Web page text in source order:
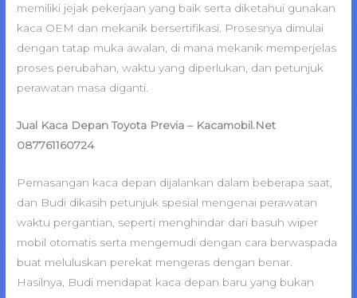
memiliki jejak pekerjaan yang baik serta diketahui gunakan
kaca OEM dan mekanik bersertifikasi. Prosesnya dimulai
dengan tatap muka awalan, di mana mekanik memperjelas
proses perubahan, waktu yang diperlukan, dan petunjuk
perawatan masa diganti.
Jual Kaca Depan Toyota Previa – Kacamobil.Net
087761160724
Pemasangan kaca depan dijalankan dalam beberapa saat,
dan Budi dikasih petunjuk spesial mengenai perawatan
waktu pergantian, seperti menghindar dari basuh wiper
mobil otomatis serta mengemudi dengan cara berwaspada
buat meluluskan perekat mengeras dengan benar.
Hasilnya, Budi mendapat kaca depan baru yang bukan